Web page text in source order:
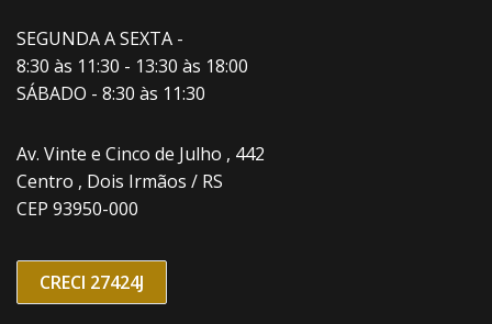
SEGUNDA A SEXTA -
8:30 às 11:30 - 13:30 às 18:00
SÁBADO - 8:30 às 11:30
Av. Vinte e Cinco de Julho , 442
Centro , Dois Irmãos / RS
CEP 93950-000
CRECI 27424J